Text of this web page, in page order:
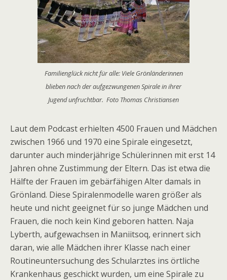
Familienglück nicht für alle: Viele Grönländerinnen
blieben nach der aufgezwungenen Spirale in ihrer
Jugend unfruchtbar. Foto Thomas Christiansen
Laut dem Podcast erhielten 4500 Frauen und Mädchen
zwischen 1966 und 1970 eine Spirale eingesetzt,
darunter auch minderjährige Schülerinnen mit erst 14
Jahren ohne Zustimmung der Eltern. Das ist etwa die
Hälfte der Frauen im gebärfähigen Alter damals in
Grönland. Diese Spiralenmodelle waren größer als
heute und nicht geeignet für so junge Mädchen und
Frauen, die noch kein Kind geboren hatten. Naja
Lyberth, aufgewachsen in Maniitsoq, erinnert sich
daran, wie alle Mädchen ihrer Klasse nach einer
Routineuntersuchung des Schularztes ins örtliche
Krankenhaus geschickt wurden, um eine Spirale zu